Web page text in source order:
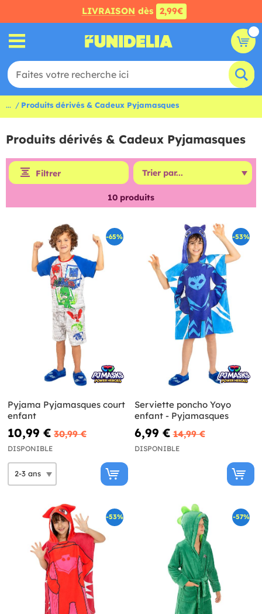
LIVRAISON dès 2,99€
... Produits dérivés & Cadeux Pyjamasques
Produits dérivés & Cadeux Pyjamasques
Filtrer
10 produits
-65%
Pyjama Pyjamasques court
enfant
10,99 € 30,99 €
DISPONIBLE
-53%
Serviette poncho Yoyo
enfant - Pyjamasques
6,99 € 14,99 €
DISPONIBLE
-53% -57%